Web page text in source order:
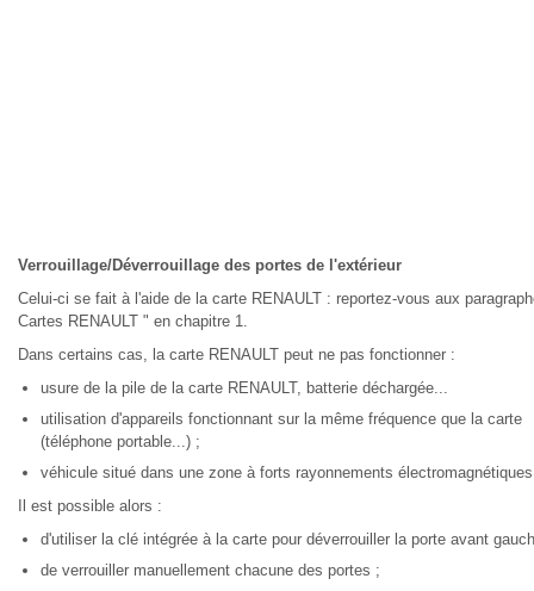
Verrouillage/Déverrouillage des portes de l'extérieur
Celui-ci se fait à l'aide de la carte RENAULT : reportez-vous aux
Cartes RENAULT " en chapitre 1.
Dans certains cas, la carte RENAULT peut ne pas fonctionner :
usure de la pile de la carte RENAULT, batterie déchargée...
utilisation d'appareils fonctionnant sur la même fréquence que la carte
(téléphone portable...) ;
véhicule situé dans une zone à forts rayonnements
Il est possible alors :
d'utiliser la clé intégrée à la carte pour déverrouiller la porte avant
de verrouiller manuellement chacune des portes ;